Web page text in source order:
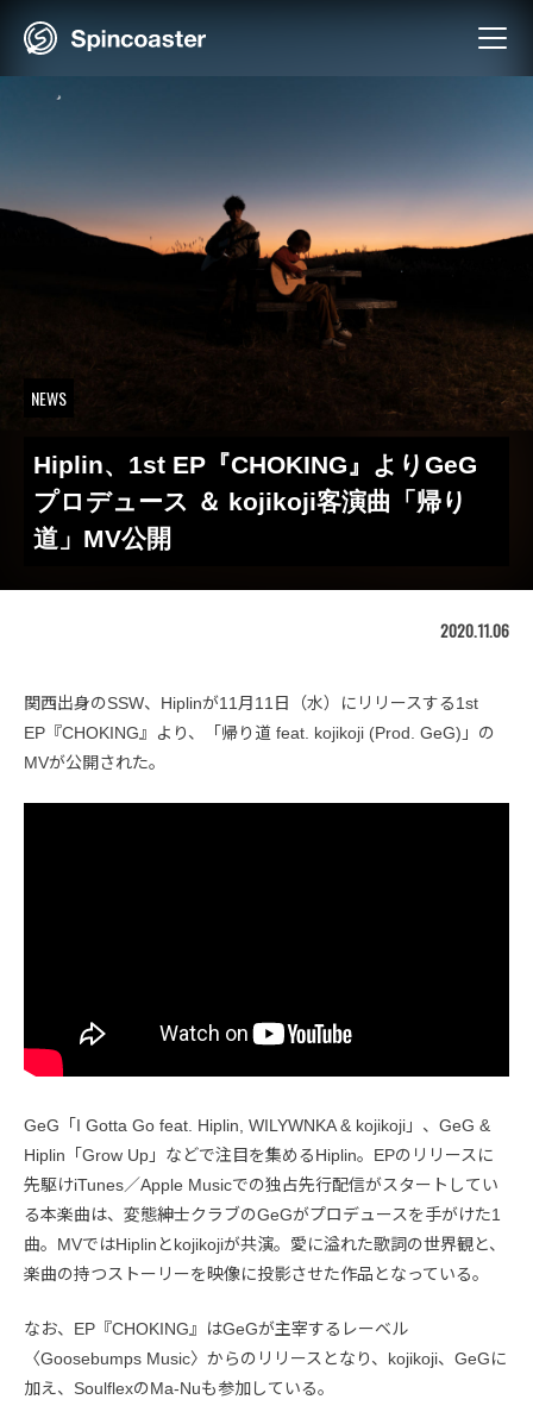
NEWS
Hiplin、1st EP『CHOKING』よりGeG
プロデュース ＆ kojikoji客演曲「帰り
道」MV公開
2020.11.06
関西出身のSSW、Hiplinが11月11日（水）にリリースする1st
EP『CHOKING』より、「帰り道 feat. kojikoji (Prod. GeG)」の
MVが公開された。
GeG「I Gotta Go feat. Hiplin, WILYWNKA & kojikoji」、GeG &
Hiplin「Grow Up」などで注目を集めるHiplin。EPのリリースに
先駆けiTunes／Apple Musicでの独占先行配信がスタートしてい
る本楽曲は、変態紳士クラブのGeGがプロデュースを手がけた1
曲。MVではHiplinとkojikojiが共演。愛に溢れた歌詞の世界観と、
楽曲の持つストーリーを映像に投影させた作品となっている。
なお、EP『CHOKING』はGeGが主宰するレーベル
〈Goosebumps Music〉からのリリースとなり、kojikoji、GeGに
加え、SoulflexのMa-Nuも参加している。